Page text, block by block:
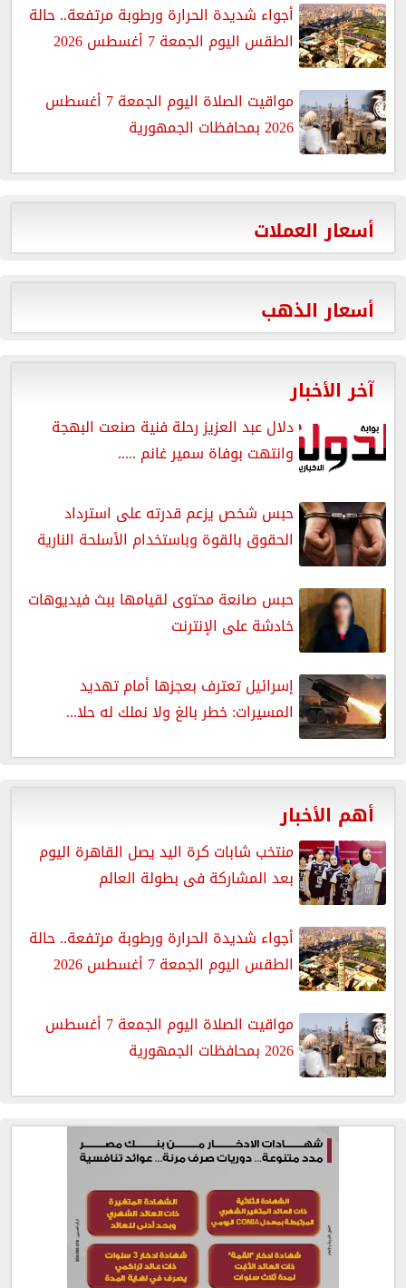
أجواء شديدة الحرارة ورطوبة مرتفعة.. حالة
الطقس اليوم الجمعة 7 أغسطس 2026
مواقيت الصلاة اليوم الجمعة 7 أغسطس
2026 بمحافظات الجمهورية
أسعار العملات
أسعار الذهب
آخر الأخبار
دلال عبد العزيز رحلة فنية صنعت البهجة
وانتهت بوفاة سمير غانم .....
حبس شخص يزعم قدرته على استرداد
الحقوق بالقوة وباستخدام الأسلحة النارية
حبس صانعة محتوى لقيامها ببث فيديوهات
خادشة على الإنترنت
إسرائيل تعترف بعجزها أمام تهديد
المسيرات: خطر بالغ ولا نملك له حلا...
أهم الأخبار
منتخب شابات كرة اليد يصل القاهرة اليوم
بعد المشاركة فى بطولة العالم
أجواء شديدة الحرارة ورطوبة مرتفعة.. حالة
الطقس اليوم الجمعة 7 أغسطس 2026
مواقيت الصلاة اليوم الجمعة 7 أغسطس
2026 بمحافظات الجمهورية